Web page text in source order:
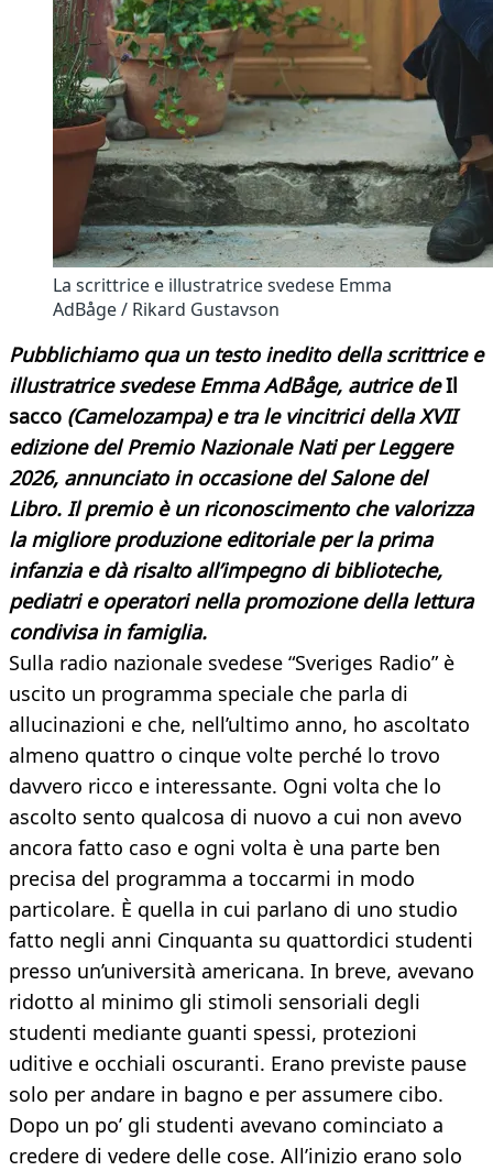
La scrittrice e illustratrice svedese Emma
AdBåge / Rikard Gustavson
Pubblichiamo qua un testo inedito della scrittrice e
illustratrice svedese Emma AdBåge, autrice deIl
sacco (Camelozampa) e tra le vincitrici della XVII
edizione del Premio Nazionale Nati per Leggere
2026, annunciato in occasione del Salone del
Libro. Il premio è un riconoscimento che valorizza
la migliore produzione editoriale per la prima
infanzia e dà risalto all’impegno di biblioteche,
pediatri e operatori nella promozione della lettura
condivisa in famiglia.
Sulla radio nazionale svedese “Sveriges Radio” è
uscito un programma speciale che parla di
allucinazioni e che, nell’ultimo anno, ho ascoltato
almeno quattro o cinque volte perché lo trovo
davvero ricco e interessante. Ogni volta che lo
ascolto sento qualcosa di nuovo a cui non avevo
ancora fatto caso e ogni volta è una parte ben
precisa del programma a toccarmi in modo
particolare. È quella in cui parlano di uno studio
fatto negli anni Cinquanta su quattordici studenti
presso un’università americana. In breve, avevano
ridotto al minimo gli stimoli sensoriali degli
studenti mediante guanti spessi, protezioni
uditive e occhiali oscuranti. Erano previste pause
solo per andare in bagno e per assumere cibo.
Dopo un po’ gli studenti avevano cominciato a
credere di vedere delle cose. All’inizio erano solo